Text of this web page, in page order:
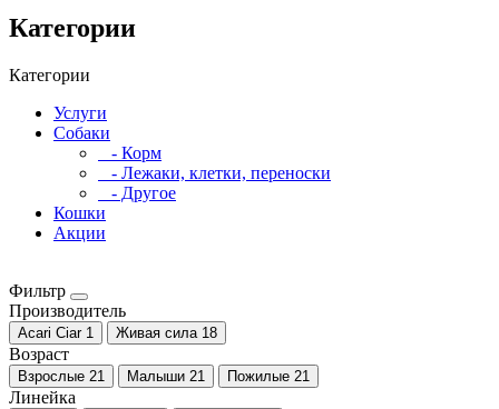
Категории
Категории
Услуги
Собаки
- Корм
- Лежаки, клетки, переноски
- Другое
Кошки
Акции
Фильтр
Производитель
Acari Ciar 1 Живая сила 18
Возраст
Взрослые 21 Малыши 21 Пожилые 21
Линейка